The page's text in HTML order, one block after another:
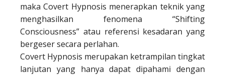
maka Covert Hypnosis menerapkan teknik yang
menghasilkan fenomena “Shifting
Consciousness” atau referensi kesadaran yang
bergeser secara perlahan.
Covert Hypnosis merupakan ketrampilan tingkat
lanjutan yang hanya dapat dipahami dengan